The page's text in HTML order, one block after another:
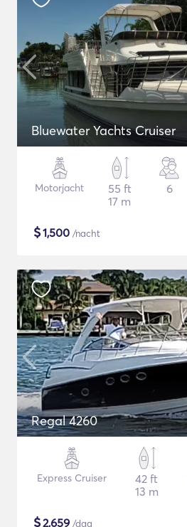
Bluewater Yachts Cruiser
Motorjacht
55 ft
17 m
6
$1,500 /nacht
Regal 4260
Express Cruiser
42 ft
13 m
$2,659 /dag